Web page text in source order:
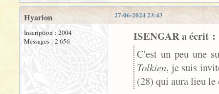
27-06-2024 23:43
Hyarion
Inscription : 2004
Messages : 2 656
ISENGAR a écrit :
C'est un peu une
Tolkien, je suis
(28) qui aura lieu le